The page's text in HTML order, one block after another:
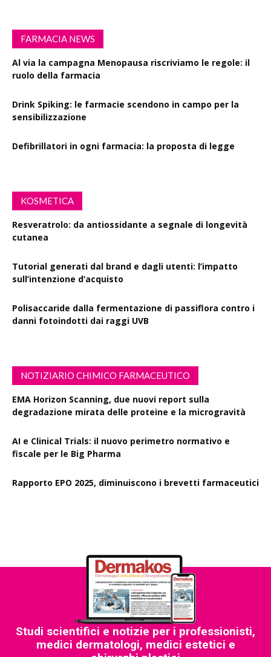
FARMACIA NEWS
Al via la campagna Menopausa riscriviamo le regole: il
ruolo della farmacia
Drink Spiking: le farmacie scendono in campo per la
sensibilizzazione
Defibrillatori in ogni farmacia: la proposta di legge
KOSMETICA
Resveratrolo: da antiossidante a segnale di longevità
cutanea
Tutorial generati dal brand e dagli utenti: l’impatto
sull’intenzione d’acquisto
Polisaccaride dalla fermentazione di passiflora contro i
danni fotoindotti dai raggi UVB
NOTIZIARIO CHIMICO FARMACEUTICO
EMA Horizon Scanning, due nuovi report sulla
degradazione mirata delle proteine e la microgravità
AI e Clinical Trials: il nuovo perimetro normativo e
fiscale per le Big Pharma
Rapporto EPO 2025, diminuiscono i brevetti farmaceutici
Studi scientifici e notizie per i professionisti,
medici dermatologi, medici estetici e